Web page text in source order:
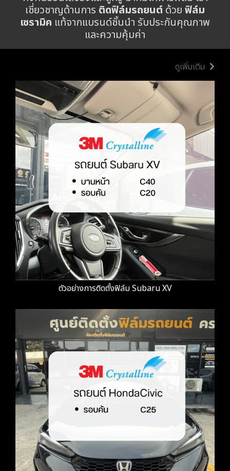
เชี่ยวชาญด้านการ ติดฟิล์มรถยนต์ ด้วย ฟิล์ม
เซรามิค แท้จากแบรนด์ชั้นนำ รับประกันคุณภาพ
และความคุ้มค่า
ดูเพิ่มเติม
ตัวอย่างการติดตั้งฟิล์ม Subaru XV